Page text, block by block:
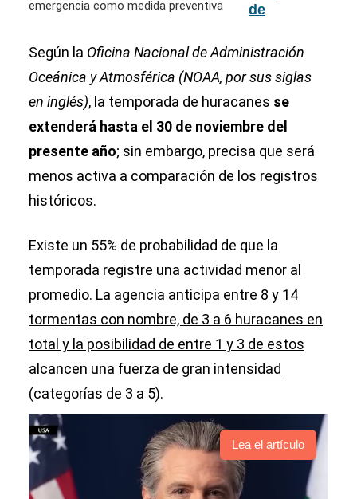
de
del
de 2026 en
EE. UU.:
esto debes
mochila de
emergencia
Según la Oficina Nacional de Administración
Oceánica y Atmosférica (NOAA, por sus siglas
en inglés), la temporada de huracanes se
extenderá hasta el 30 de noviembre del
presente año; sin embargo, precisa que será
menos activa a comparación de los registros
históricos.
Existe un 55% de probabilidad de que la
temporada registre una actividad menor al
promedio. La agencia anticipa entre 8 y 14
tormentas con nombre, de 3 a 6 huracanes en
total y la posibilidad de entre 1 y 3 de estos
alcancen una fuerza de gran intensidad
(categorías de 3 a 5).
Lea el artículo